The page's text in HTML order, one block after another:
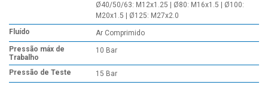
Ø40/50/63: M12x1.25 | Ø80: M16x1.5 | Ø100:
M20x1.5 | Ø125: M27x2.0
Fluído
Ar Comprimido
Pressão máx de
Trabalho
10 Bar
Pressão de Teste
15 Bar